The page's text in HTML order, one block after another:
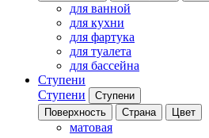
для ванной
для кухни
для фартука
для туалета
для бассейна
Ступени
Ступени
Ступени
Поверхность
Страна Цвет
матовая